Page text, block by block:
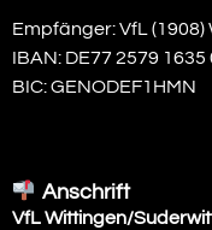
Empfänger: VfL (1908)
IBAN: DE77 2579 1635
BIC: GENODEF1HMN
Anschrift
VfL Wittingen/